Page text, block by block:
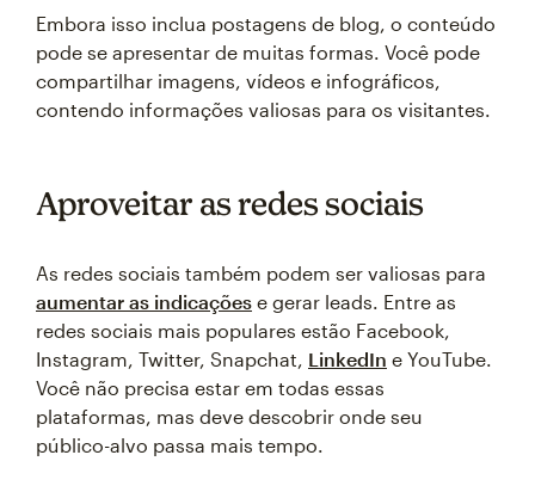
Embora isso inclua postagens de blog, o conteúdo
pode se apresentar de muitas formas. Você pode
compartilhar imagens, vídeos e infográficos,
contendo informações valiosas para os visitantes.
Aproveitar as redes sociais
As redes sociais também podem ser valiosas para
aumentar as indicações e gerar leads. Entre as
redes sociais mais populares estão Facebook,
Instagram, Twitter, Snapchat, LinkedIn e YouTube.
Você não precisa estar em todas essas
plataformas, mas deve descobrir onde seu
público-alvo passa mais tempo.